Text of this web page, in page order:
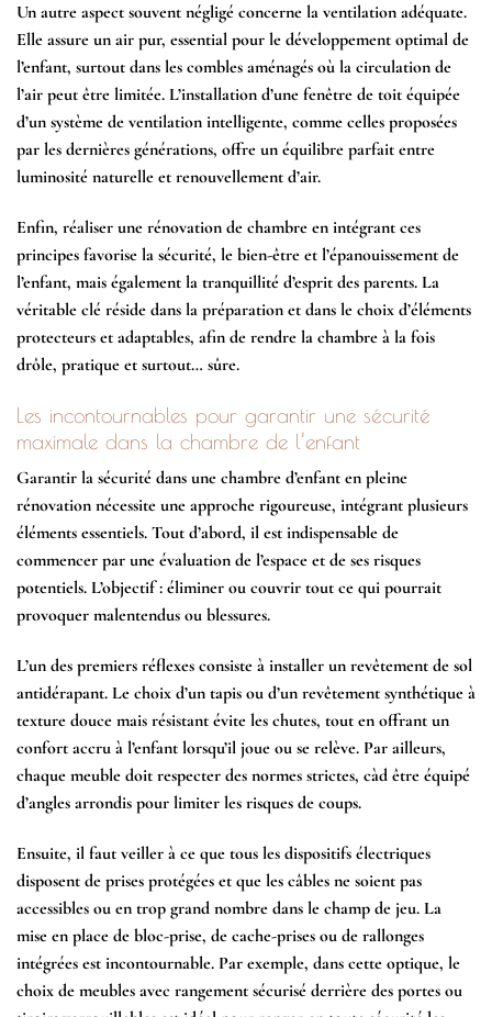
Un autre aspect souvent négligé concerne la ventilation adéquate.
Elle assure un air pur, essential pour le développement optimal de
l’enfant, surtout dans les combles aménagés où la circulation de
l’air peut être limitée. L’installation d’une fenêtre de toit équipée
d’un système de ventilation intelligente, comme celles proposées
par les dernières générations, offre un équilibre parfait entre
luminosité naturelle et renouvellement d’air.
Enfin, réaliser une rénovation de chambre en intégrant ces
principes favorise la sécurité, le bien-être et l’épanouissement de
l’enfant, mais également la tranquillité d’esprit des parents. La
véritable clé réside dans la préparation et dans le choix d’éléments
protecteurs et adaptables, afin de rendre la chambre à la fois
drôle, pratique et surtout… sûre.
Les incontournables pour garantir une sécurité
maximale dans la chambre de l’enfant
Garantir la sécurité dans une chambre d’enfant en pleine
rénovation nécessite une approche rigoureuse, intégrant plusieurs
éléments essentiels. Tout d’abord, il est indispensable de
commencer par une évaluation de l’espace et de ses risques
potentiels. L’objectif : éliminer ou couvrir tout ce qui pourrait
provoquer malentendus ou blessures.
L’un des premiers réflexes consiste à installer un revêtement de sol
antidérapant. Le choix d’un tapis ou d’un revêtement synthétique à
texture douce mais résistant évite les chutes, tout en offrant un
confort accru à l’enfant lorsqu’il joue ou se relève. Par ailleurs,
chaque meuble doit respecter des normes strictes, càd être équipé
d’angles arrondis pour limiter les risques de coups.
Ensuite, il faut veiller à ce que tous les dispositifs électriques
disposent de prises protégées et que les câbles ne soient pas
accessibles ou en trop grand nombre dans le champ de jeu. La
mise en place de bloc-prise, de cache-prises ou de rallonges
intégrées est incontournable. Par exemple, dans cette optique, le
choix de meubles avec rangement sécurisé derrière des portes ou